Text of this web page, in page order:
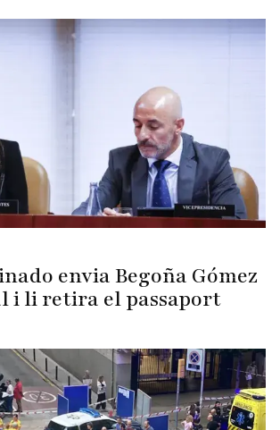
envia Begoña Gómez
i li retira el passaport